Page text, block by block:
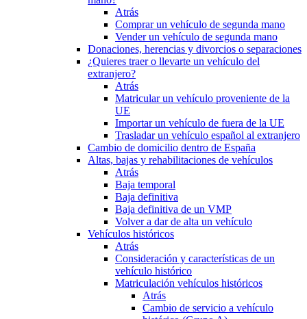
Atrás
Comprar un vehículo de segunda mano
Vender un vehículo de segunda mano
Donaciones, herencias y divorcios o separaciones
¿Quieres traer o llevarte un vehículo del
extranjero?
Atrás
Matricular un vehículo proveniente de la
UE
Importar un vehículo de fuera de la UE
Trasladar un vehículo español al extranjero
Cambio de domicilio dentro de España
Altas, bajas y rehabilitaciones de vehículos
Atrás
Baja temporal
Baja definitiva
Baja definitiva de un VMP
Volver a dar de alta un vehículo
Vehículos históricos
Atrás
Consideración y características de un
vehículo histórico
Matriculación vehículos históricos
Atrás
Cambio de servicio a vehículo